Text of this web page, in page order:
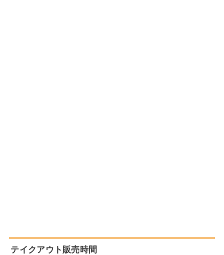
テイクアウト販売時間